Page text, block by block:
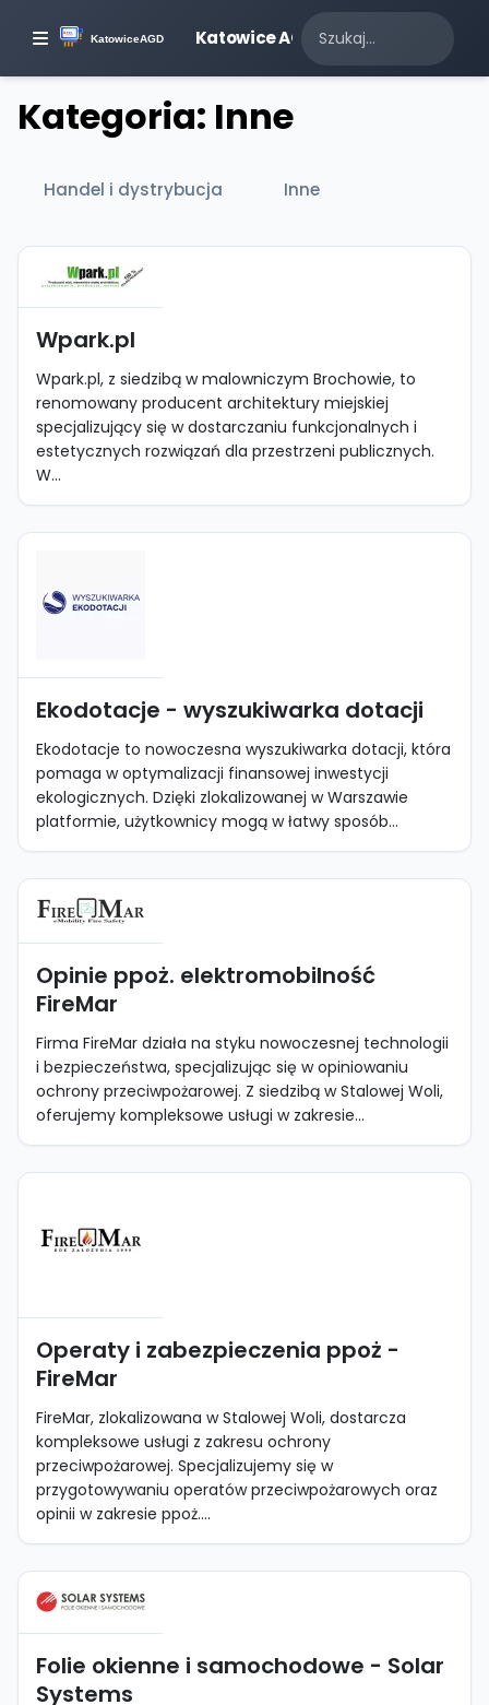
Katowice AGD
Kategoria: Inne
Handel i dystrybucja Inne
Wpark.pl
Wpark.pl, z siedzibą w malowniczym Brochowie, to
renomowany producent architektury miejskiej
specjalizujący się w dostarczaniu funkcjonalnych i
estetycznych rozwiązań dla przestrzeni publicznych.
W...
Ekodotacje - wyszukiwarka dotacji
Ekodotacje to nowoczesna wyszukiwarka dotacji, która
pomaga w optymalizacji finansowej inwestycji
ekologicznych. Dzięki zlokalizowanej w Warszawie
platformie, użytkownicy mogą w łatwy sposób...
Opinie ppoż. elektromobilność
FireMar
Firma FireMar działa na styku nowoczesnej technologii
i bezpieczeństwa, specjalizując się w opiniowaniu
ochrony przeciwpożarowej. Z siedzibą w Stalowej Woli,
oferujemy kompleksowe usługi w zakresie...
Operaty i zabezpieczenia ppoż -
FireMar
FireMar, zlokalizowana w Stalowej Woli, dostarcza
kompleksowe usługi z zakresu ochrony
przeciwpożarowej. Specjalizujemy się w
przygotowywaniu operatów przeciwpożarowych oraz
opinii w zakresie ppoż....
Folie okienne i samochodowe - Solar
Systems